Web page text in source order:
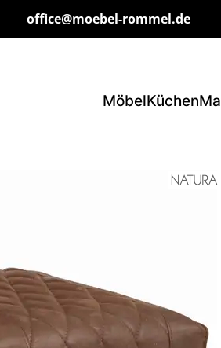
office@moebel-rommel.de
MöbelKüchen